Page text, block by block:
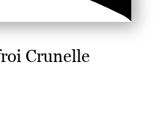
Crunelle